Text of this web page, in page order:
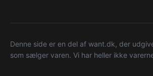
Denne side er en del af want.dk, der
som sælger varen. Vi har heller ikke